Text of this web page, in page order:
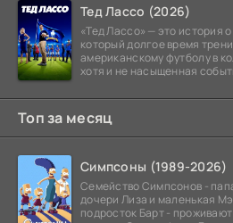
Тед Лассо (2026)
«Тед Лассо» — это история
который долгое время
американскому футболу в
хотя и не насыщенная
Топ за месяц
Симпсоны (1989-2026)
Семейство Симпсонов -
дочери Лиза и маленькая
подросток Барт -